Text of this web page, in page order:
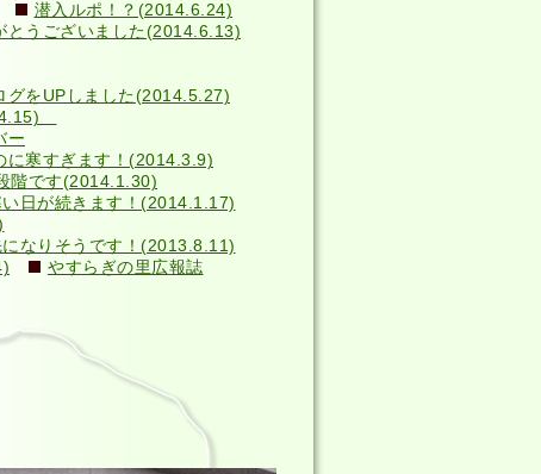
潜入ルポ！？(2014.6.24)
とうございました(2014.6.13)
グをUPしました(2014.5.27)
ー
に寒すぎます！(2014.3.9)
階です(2014.1.30)
い日が続きます！(2014.1.17)
なりそうです！(2013.8.11)
やすらぎの里広報誌